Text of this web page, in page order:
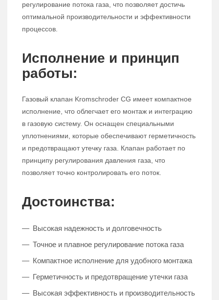
регулирование потока газа, что позволяет достичь
оптимальной производительности и эффективности
процессов.
Исполнение и принцип
работы:
Газовый клапан Kromschroder CG имеет компактное
исполнение, что облегчает его монтаж и интеграцию
в газовую систему. Он оснащен специальными
уплотнениями, которые обеспечивают герметичность
и предотвращают утечку газа. Клапан работает по
принципу регулирования давления газа, что
позволяет точно контролировать его поток.
Достоинства:
Высокая надежность и долговечность
Точное и плавное регулирование потока газа
Компактное исполнение для удобного монтажа
Герметичность и предотвращение утечки газа
Высокая эффективность и производительность